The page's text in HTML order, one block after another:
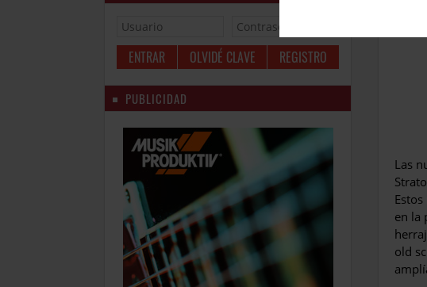
Las
en la
old
OLVIDÉ CLAVE REGISTRO
PUBLICIDAD